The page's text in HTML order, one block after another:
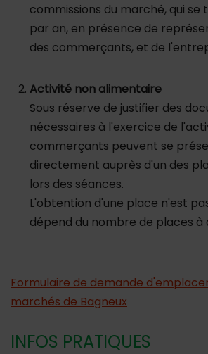
commissions du marché, qui se
par an, en présence de
des commerçants, et de
Activité non alimentaire
Sous réserve de justifier des
nécessaires à l'exercice de
commerçants peuvent se
directement auprès d'un des
lors des séances.
L'obtention d'une place n'est
dépend du nombre de places à
Formulaire de demande
marchés de Bagneux
INFOS PRATIQUES